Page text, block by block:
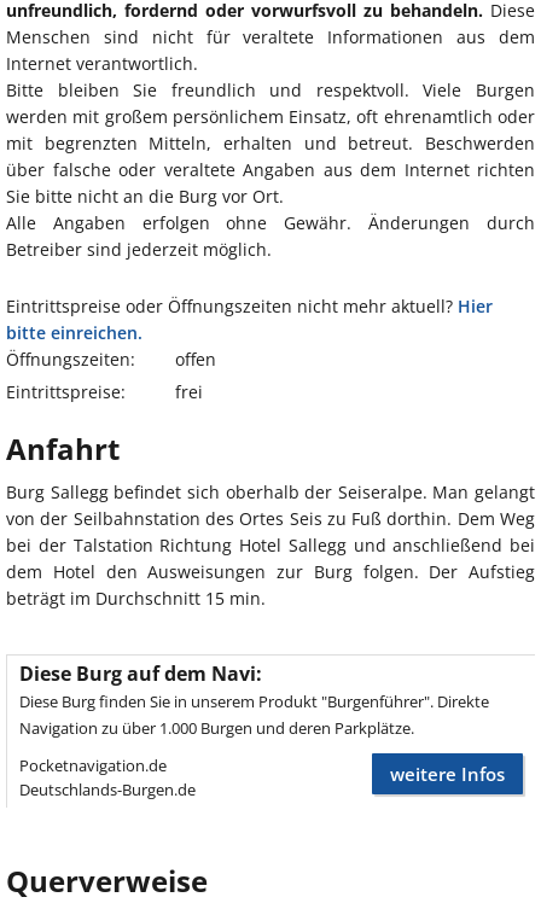
unfreundlich, fordernd oder vorwurfsvoll zu behandeln. Diese
Menschen sind nicht für veraltete Informationen aus dem
Internet verantwortlich.
Bitte bleiben Sie freundlich und respektvoll. Viele Burgen
werden mit großem persönlichem Einsatz, oft ehrenamtlich oder
mit begrenzten Mitteln, erhalten und betreut. Beschwerden
über falsche oder veraltete Angaben aus dem Internet richten
Sie bitte nicht an die Burg vor Ort.
Alle Angaben erfolgen ohne Gewähr. Änderungen durch
Betreiber sind jederzeit möglich.
Eintrittspreise oder Öffnungszeiten nicht mehr aktuell? Hier
bitte einreichen.
Öffnungszeiten:
offen
Eintrittspreise:
frei
Anfahrt
Burg Sallegg befindet sich oberhalb der Seiseralpe. Man gelangt
von der Seilbahnstation des Ortes Seis zu Fuß dorthin. Dem Weg
bei der Talstation Richtung Hotel Sallegg und anschließend bei
dem Hotel den Ausweisungen zur Burg folgen. Der Aufstieg
beträgt im Durchschnitt 15 min.
Diese Burg auf dem Navi:
Diese Burg finden Sie in unserem Produkt "Burgenführer". Direkte
Navigation zu über 1.000 Burgen und deren Parkplätze.
Pocketnavigation.de
Deutschlands-Burgen.de
weitere Infos
Querverweise